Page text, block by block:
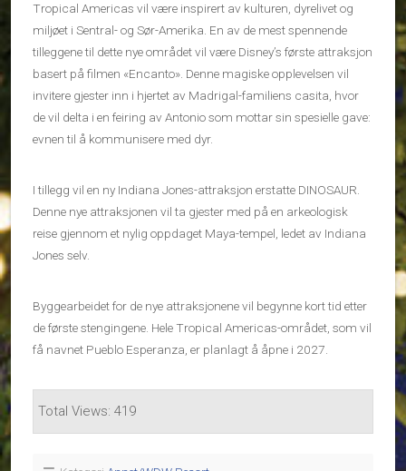
Tropical Americas vil være inspirert av kulturen, dyrelivet og
miljøet i Sentral- og Sør-Amerika. En av de mest spennende
tilleggene til dette nye området vil være Disney’s første attraksjon
basert på filmen «Encanto». Denne magiske opplevelsen vil
invitere gjester inn i hjertet av Madrigal-familiens casita, hvor
de vil delta i en feiring av Antonio som mottar sin spesielle gave:
evnen til å kommunisere med dyr.
I tillegg vil en ny Indiana Jones-attraksjon erstatte DINOSAUR.
Denne nye attraksjonen vil ta gjester med på en arkeologisk
reise gjennom et nylig oppdaget Maya-tempel, ledet av Indiana
Jones selv.
Byggearbeidet for de nye attraksjonene vil begynne kort tid etter
de første stengingene. Hele Tropical Americas-området, som vil
få navnet Pueblo Esperanza, er planlagt å åpne i 2027.
Total Views: 419